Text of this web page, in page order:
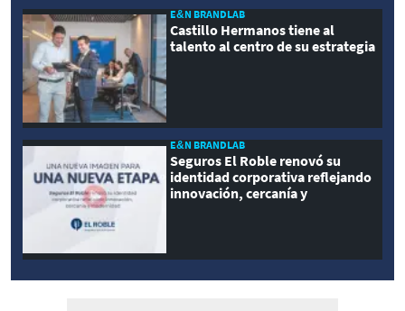
E&N BRANDLAB
Castillo Hermanos tiene al
talento al centro de su estrategia
E&N BRANDLAB
Seguros El Roble renovó su
identidad corporativa reflejando
innovación, cercanía y